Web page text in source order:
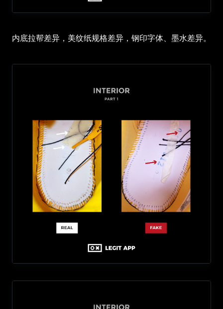
内底拉帮差异，美纹纸规格差异，钢印字体、墨水差异。